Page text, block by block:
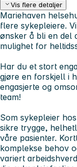
Vis flere detaljer
Mariehaven
flere sykepleiere.
ønsker å bli en del
mulighet for
Har du et stort
gjøre en forskjell i
engasjerte og
team!
Som sykepleier
sikre trygge,
våre pasienter.
komplekse behov
variert